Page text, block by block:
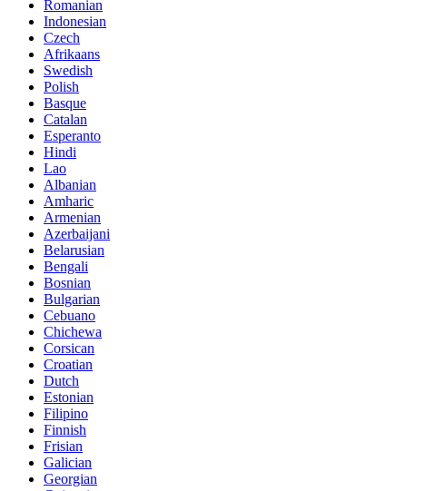
Romanian
Indonesian
Czech
Afrikaans
Swedish
Polish
Basque
Catalan
Esperanto
Hindi
Lao
Albanian
Amharic
Armenian
Azerbaijani
Belarusian
Bengali
Bosnian
Bulgarian
Cebuano
Chichewa
Corsican
Croatian
Dutch
Estonian
Filipino
Finnish
Frisian
Galician
Georgian